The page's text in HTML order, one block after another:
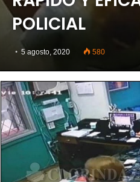
POLICIAL
5 agosto, 2020 580